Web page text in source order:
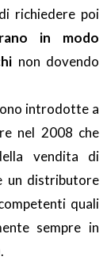
richiedere poi
in modo
non dovendo
introdotte a
nel 2008 che
vendita di
un distributore
quali
sempre in